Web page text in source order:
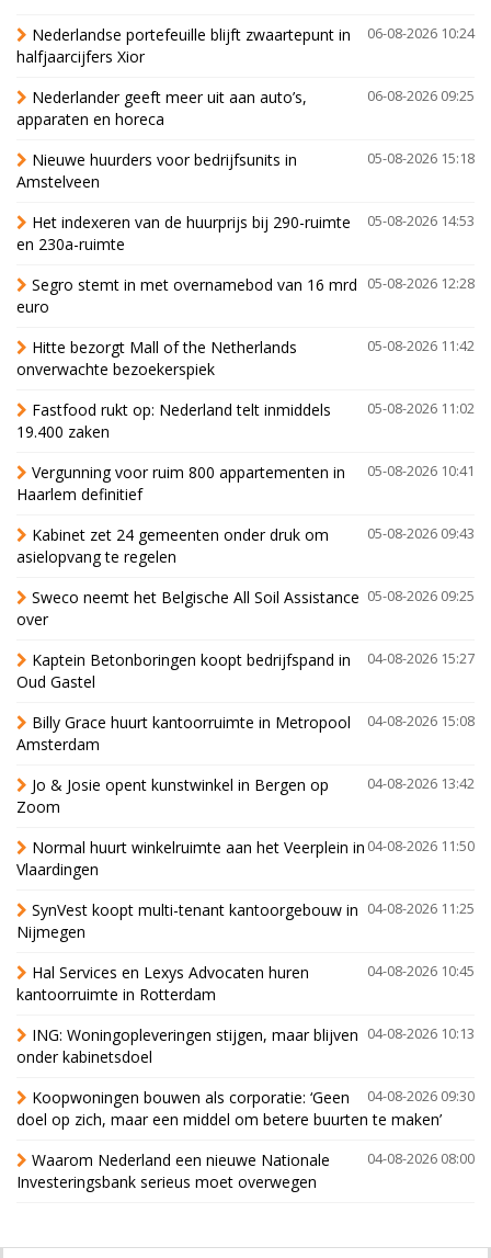
06-08-2026 10:24
Nederlandse portefeuille blijft zwaartepunt in
halfjaarcijfers Xior
06-08-2026 09:25
Nederlander geeft meer uit aan auto’s,
apparaten en horeca
05-08-2026 15:18
Nieuwe huurders voor bedrijfsunits in
Amstelveen
05-08-2026 14:53
Het indexeren van de huurprijs bij 290-ruimte
en 230a-ruimte
05-08-2026 12:28
Segro stemt in met overnamebod van 16 mrd
euro
05-08-2026 11:42
Hitte bezorgt Mall of the Netherlands
onverwachte bezoekerspiek
05-08-2026 11:02
Fastfood rukt op: Nederland telt inmiddels
19.400 zaken
05-08-2026 10:41
Vergunning voor ruim 800 appartementen in
Haarlem definitief
05-08-2026 09:43
Kabinet zet 24 gemeenten onder druk om
asielopvang te regelen
05-08-2026 09:25
Sweco neemt het Belgische All Soil Assistance
over
04-08-2026 15:27
Kaptein Betonboringen koopt bedrijfspand in
Oud Gastel
04-08-2026 15:08
Billy Grace huurt kantoorruimte in Metropool
Amsterdam
04-08-2026 13:42
Jo & Josie opent kunstwinkel in Bergen op
Zoom
04-08-2026 11:50
Normal huurt winkelruimte aan het Veerplein in
Vlaardingen
04-08-2026 11:25
SynVest koopt multi-tenant kantoorgebouw in
Nijmegen
04-08-2026 10:45
Hal Services en Lexys Advocaten huren
kantoorruimte in Rotterdam
04-08-2026 10:13
ING: Woningopleveringen stijgen, maar blijven
onder kabinetsdoel
04-08-2026 09:30
Koopwoningen bouwen als corporatie: ‘Geen
doel op zich, maar een middel om betere buurten te maken’
04-08-2026 08:00
Waarom Nederland een nieuwe Nationale
Investeringsbank serieus moet overwegen